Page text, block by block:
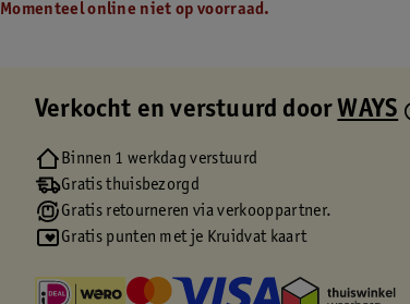
Momenteel online niet op voorraad.
Verkocht en verstuurd door WAYS
Binnen 1 werkdag verstuurd
Gratis thuisbezorgd
Gratis retourneren via verkooppartner.
Gratis punten met je Kruidvat kaart